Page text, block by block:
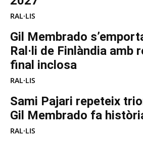
RAL·LIS
Gil Membrado
Ral·li de Finlàndia amb
final inclosa
RAL·LIS
Sami Pajari repeteix
Gil Membrado fa
RAL·LIS